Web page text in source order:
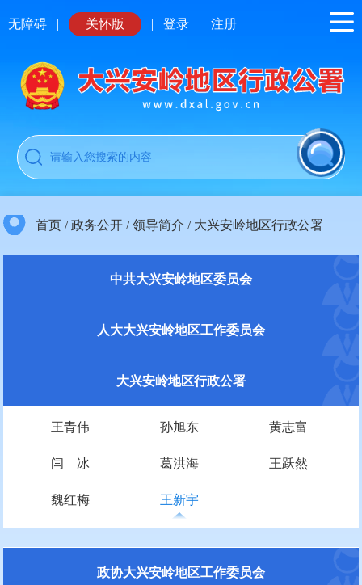
无障碍 | 关怀版 | 登录 | 注册
首页 /政务公开 /领导简介 / 大兴安岭地区行政公署
中共大兴安岭地区委员会
人大大兴安岭地区工作委员会
大兴安岭地区行政公署
王青伟 孙旭东 黄志富
闫 冰 葛洪海 王跃然
魏红梅 王新宇
政协大兴安岭地区工作委员会